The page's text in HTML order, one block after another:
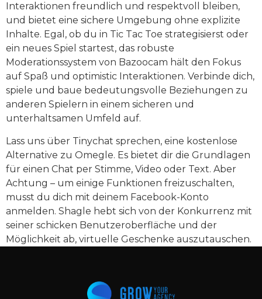
Interaktionen freundlich und respektvoll bleiben,
und bietet eine sichere Umgebung ohne explizite
Inhalte. Egal, ob du in Tic Tac Toe strategisierst oder
ein neues Spiel startest, das robuste
Moderationssystem von Bazoocam hält den Fokus
auf Spaß und optimistic Interaktionen. Verbinde dich,
spiele und baue bedeutungsvolle Beziehungen zu
anderen Spielern in einem sicheren und
unterhaltsamen Umfeld auf.
Lass uns über Tinychat sprechen, eine kostenlose
Alternative zu Omegle. Es bietet dir die Grundlagen
für einen Chat per Stimme, Video oder Text. Aber
Achtung – um einige Funktionen freizuschalten,
musst du dich mit deinem Facebook-Konto
anmelden. Shagle hebt sich von der Konkurrenz mit
seiner schicken Benutzeroberfläche und der
Möglichkeit ab, virtuelle Geschenke auszutauschen.